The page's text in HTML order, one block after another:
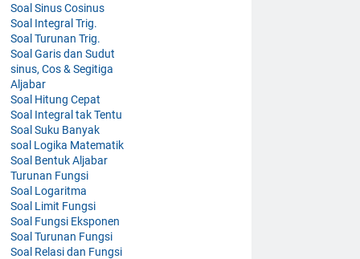
Soal Sinus Cosinus
Soal Integral Trig.
Soal Turunan Trig.
Soal Garis dan Sudut
sinus, Cos & Segitiga
Aljabar
Soal Hitung Cepat
Soal Integral tak Tentu
Soal Suku Banyak
soal Logika Matematik
Soal Bentuk Aljabar
Turunan Fungsi
Soal Logaritma
Soal Limit Fungsi
Soal Fungsi Eksponen
Soal Turunan Fungsi
Soal Relasi dan Fungsi